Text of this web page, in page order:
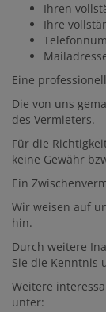
Ihren
Ihre
Eine
Die von uns
des Vermieters.
Für die
keine Gewähr
Ein
Wir weisen auf
hin.
Durch weitere
Sie die Kenntnis
Weitere
unter: